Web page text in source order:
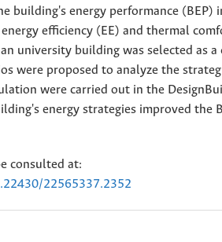
building's energy performance (BEP)
efficiency (EE) and thermal
university building was selected as a
were proposed to analyze the
were carried out in the
energy strategies improved the
consulted at:
22565337.2352